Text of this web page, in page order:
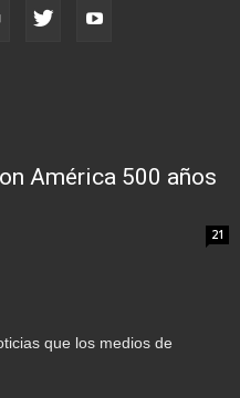
América 500 años
21
que los medios de